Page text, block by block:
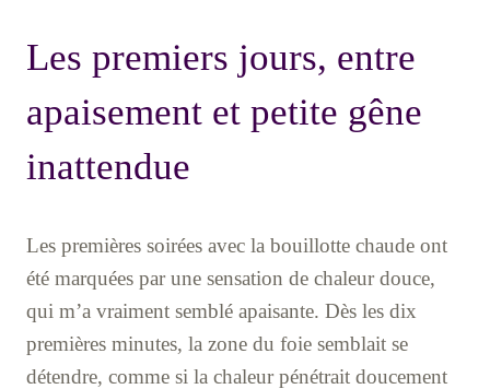
Les premiers jours, entre
apaisement et petite gêne
inattendue
Les premières soirées avec la bouillotte chaude ont
été marquées par une sensation de chaleur douce,
qui m’a vraiment semblé apaisante. Dès les dix
premières minutes, la zone du foie semblait se
détendre, comme si la chaleur pénétrait doucement